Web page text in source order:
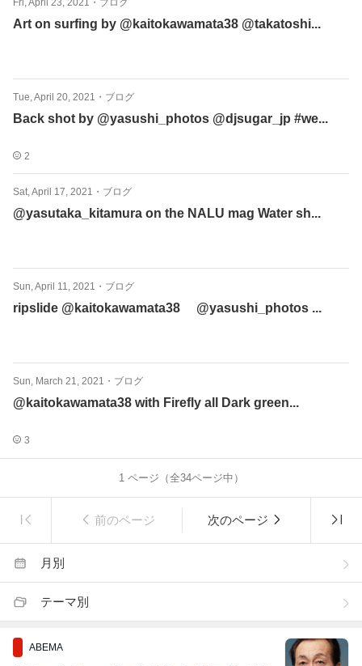
Fri, April 23, 2021 ・ ブログ
Art on surfing by @kaitokawamata38 @takatoshi...
Tue, April 20, 2021 ・ ブログ
Back shot by @yasushi_photos @djsugar_jp #we...
2
Sat, April 17, 2021 ・ ブログ
@yasutaka_kitamura on the NALU mag Water sh...
Sun, April 11, 2021 ・ ブログ
ripslide @kaitokawamata38 @yasushi_photos ...
Sun, March 21, 2021 ・ ブログ
@kaitokawamata38 with Firefly all Dark green...
3
1ページ（全34ページ中）
前のページ 次のページ
月別
テーマ別
ABEMA